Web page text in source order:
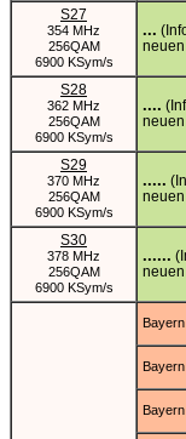
S27
354 MHz
256QAM
6900 KSym/s
...
S28
362 MHz
256QAM
6900 KSym/s
....
S29
370 MHz
256QAM
6900 KSym/s
.....
S30
378 MHz
256QAM
6900 KSym/s
......
Bayern